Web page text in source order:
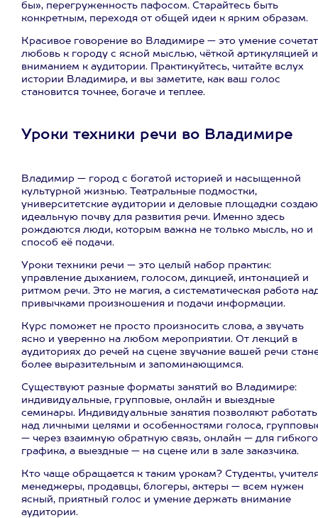
бы», перегруженность пафосом. Старайтесь быть
конкретным, переходя от общей идеи к ярким образам.
Красивое говорение во Владимире — это умение
любовь к городу с ясной мыслью, чёткой артикуляцией и
вниманием к аудитории. Практикуйтесь, читайте вслух
истории Владимира, и вы заметите, как ваш голос
становится точнее, богаче и теплее.
Уроки техники речи во Владимире
Владимир — город с богатой историей и насыщенной
культурной жизнью. Театральные подмостки,
университетские аудитории и деловые площадки
идеальную почву для развития речи. Именно здесь
рождаются люди, которым важна не только мысль, но и
способ её подачи.
Уроки техники речи — это целый набор практик:
управление дыханием, голосом, дикцией, интонацией и
ритмом речи. Это не магия, а систематическая работа
привычками произношения и подачи информации.
Курс поможет не просто произносить слова, а звучать
ясно и уверенно на любом мероприятии. От лекций в
аудиториях до речей на сцене звучание вашей речи
более выразительным и запоминающимся.
Существуют разные форматы занятий во Владимире:
индивидуальные, групповые, онлайн и выездные
семинары. Индивидуальные занятия позволяют работать
над личными целями и особенностями голоса,
— через взаимную обратную связь, онлайн — для гибкого
графика, а выездные — на сцене или в зале заказчика.
Кто чаще обращается к таким урокам? Студенты,
менеджеры, продавцы, блогеры, актеры — всем нужен
ясный, приятный голос и умение держать внимание
аудитории.